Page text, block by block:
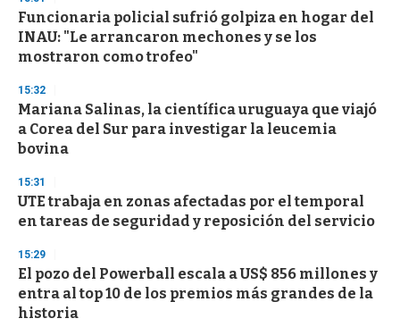
Funcionaria policial sufrió golpiza en hogar del
INAU: "Le arrancaron mechones y se los
mostraron como trofeo"
15:32
Mariana Salinas, la científica uruguaya que viajó
a Corea del Sur para investigar la leucemia
bovina
15:31
UTE trabaja en zonas afectadas por el temporal
en tareas de seguridad y reposición del servicio
15:29
El pozo del Powerball escala a US$ 856 millones y
entra al top 10 de los premios más grandes de la
historia